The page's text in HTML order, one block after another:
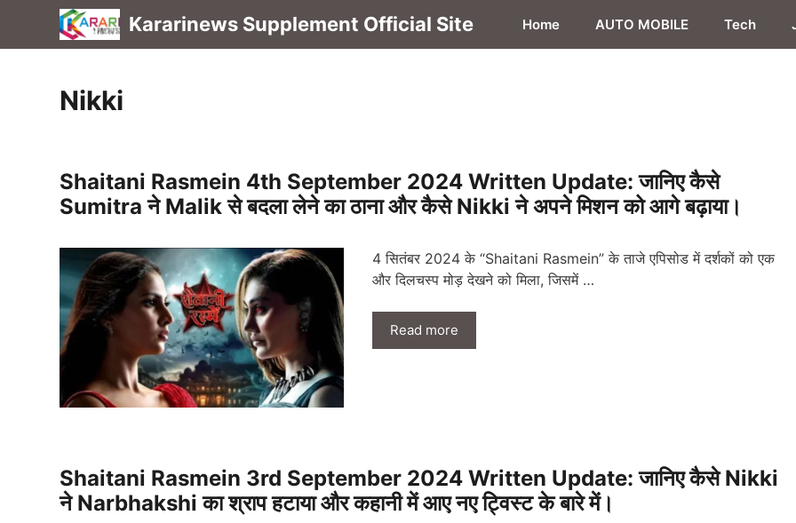
content
Kararinews Supplement Official Site Home AUTO MOBILE Tech
Nikki
Shaitani Rasmein 4th September 2024 Written Update: जानिए कैसे
Sumitra ने Malik से बदला लेने का ठाना और कैसे Nikki ने अपने मिशन को आगे बढ़ाया।
4 सितंबर 2024 के “Shaitani Rasmein” के ताजे एपिसोड में दर्शकों को एक
और दिलचस्प मोड़ देखने को मिला, जिसमें …
Read more
Shaitani Rasmein 3rd September 2024 Written Update: जानिए कैसे Nikki
ने Narbhakshi का श्राप हटाया और कहानी में आए नए ट्विस्ट के बारे में।